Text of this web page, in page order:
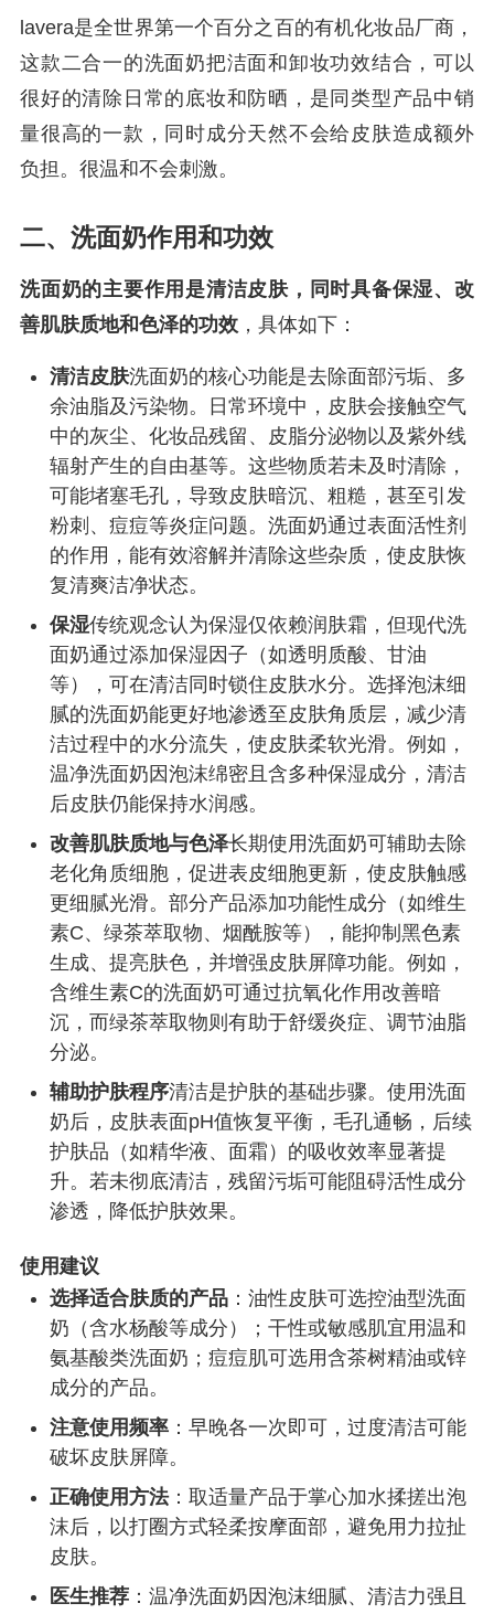
lavera是全世界第一个百分之百的有机化妆品厂商，
这款二合一的洗面奶把洁面和卸妆功效结合，可以
很好的清除日常的底妆和防晒，是同类型产品中销
量很高的一款，同时成分天然不会给皮肤造成额外
负担。很温和不会刺激。
二、洗面奶作用和功效
洗面奶的主要作用是清洁皮肤，同时具备保湿、改
善肌肤质地和色泽的功效 ，具体如下：
清洁皮肤洗面奶的核心功能是去除面部污垢、多
余油脂及污染物。日常环境中，皮肤会接触空气
中的灰尘、化妆品残留、皮脂分泌物以及紫外线
辐射产生的自由基等。这些物质若未及时清除，
可能堵塞毛孔，导致皮肤暗沉、粗糙，甚至引发
粉刺、痘痘等炎症问题。洗面奶通过表面活性剂
的作用，能有效溶解并清除这些杂质，使皮肤恢
复清爽洁净状态。
保湿传统观念认为保湿仅依赖润肤霜，但现代洗
面奶通过添加保湿因子（如透明质酸、甘油
等），可在清洁同时锁住皮肤水分。选择泡沫细
腻的洗面奶能更好地渗透至皮肤角质层，减少清
洁过程中的水分流失，使皮肤柔软光滑。例如，
温净洗面奶因泡沫绵密且含多种保湿成分，清洁
后皮肤仍能保持水润感。
改善肌肤质地与色泽长期使用洗面奶可辅助去除
老化角质细胞，促进表皮细胞更新，使皮肤触感
更细腻光滑。部分产品添加功能性成分（如维生
素C、绿茶萃取物、烟酰胺等），能抑制黑色素
生成、提亮肤色，并增强皮肤屏障功能。例如，
含维生素C的洗面奶可通过抗氧化作用改善暗
沉，而绿茶萃取物则有助于舒缓炎症、调节油脂
分泌。
辅助护肤程序清洁是护肤的基础步骤。使用洗面
奶后，皮肤表面pH值恢复平衡，毛孔通畅，后续
护肤品（如精华液、面霜）的吸收效率显著提
升。若未彻底清洁，残留污垢可能阻碍活性成分
渗透，降低护肤效果。
使用建议
选择适合肤质的产品 ：油性皮肤可选控油型洗面
奶（含水杨酸等成分）；干性或敏感肌宜用温和
氨基酸类洗面奶；痘痘肌可选用含茶树精油或锌
成分的产品。
注意使用频率 ：早晚各一次即可，过度清洁可能
破坏皮肤屏障。
正确使用方法：取适量产品于掌心加水揉搓出泡
沫后，以打圈方式轻柔按摩面部，避免用力拉扯
皮肤。
医生推荐 ：温净洗面奶因泡沫细腻、清洁力强且